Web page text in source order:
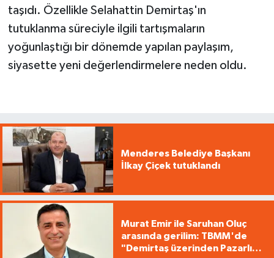
taşıdı. Özellikle Selahattin Demirtaş'ın
tutuklanma süreciyle ilgili tartışmaların
yoğunlaştığı bir dönemde yapılan paylaşım,
siyasette yeni değerlendirmelere neden oldu.
Menderes Belediye Başkanı
İlkay Çiçek tutuklandı
Murat Emir ile Saruhan Oluç
arasında gerilim: TBMM'de
"Demirtaş üzerinden Pazarlık